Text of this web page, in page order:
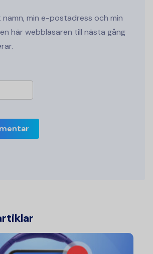
min e-postadress och min
här webbläsaren till nästa gång